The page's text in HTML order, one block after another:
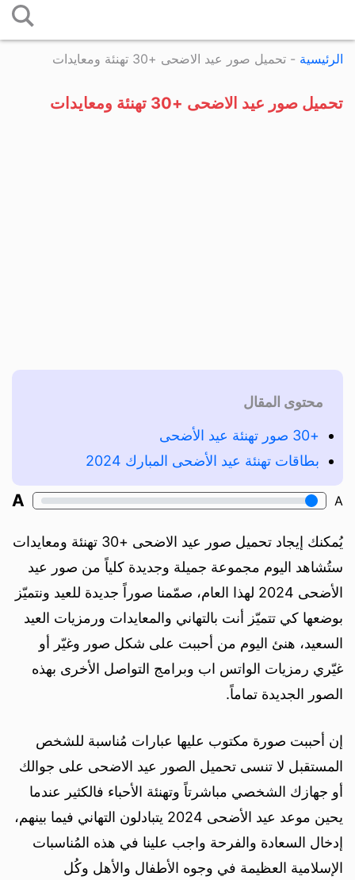
إلى
المحتوى
الرئيسية - تحميل صور عيد الاضحى +30 تهنئة ومعايدات
تحميل صور عيد الاضحى +30 تهنئة ومعايدات
محتوى المقال
+30 صور تهنئة عيد الأضحى
بطاقات تهنئة عيد الأضحى المبارك 2024
A
A
يُمكنك إيجاد تحميل صور عيد الاضحى +30 تهنئة ومعايدات
ستُشاهد اليوم مجموعة جميلة وجديدة كلياً من صور عيد
الأضحى 2024 لهذا العام، صمّمنا صوراً جديدة للعيد ونتميّز
بوضعها كي تتميّز أنت بالتهاني والمعايدات ورمزيات العيد
السعيد، هنئ اليوم من أحببت على شكل صور وغيّر أو
غيّري رمزيات الواتس اب وبرامج التواصل الأخرى بهذه
الصور الجديدة تماماً.
إن أحببت صورة مكتوب عليها عبارات مُناسبة للشخص
المستقبل لا تنسى تحميل الصور عيد الاضحى على جوالك
أو جهازك الشخصي مباشرتاً وتهنئة الأحباء فالكثير عندما
يحين موعد عيد الأضحى 2024 يتبادلون التهاني فيما بينهم،
إدخال السعادة والفرحة واجب علينا في هذه المُناسبات
الإسلامية العظيمة في وجوه الأطفال والأهل وكُل